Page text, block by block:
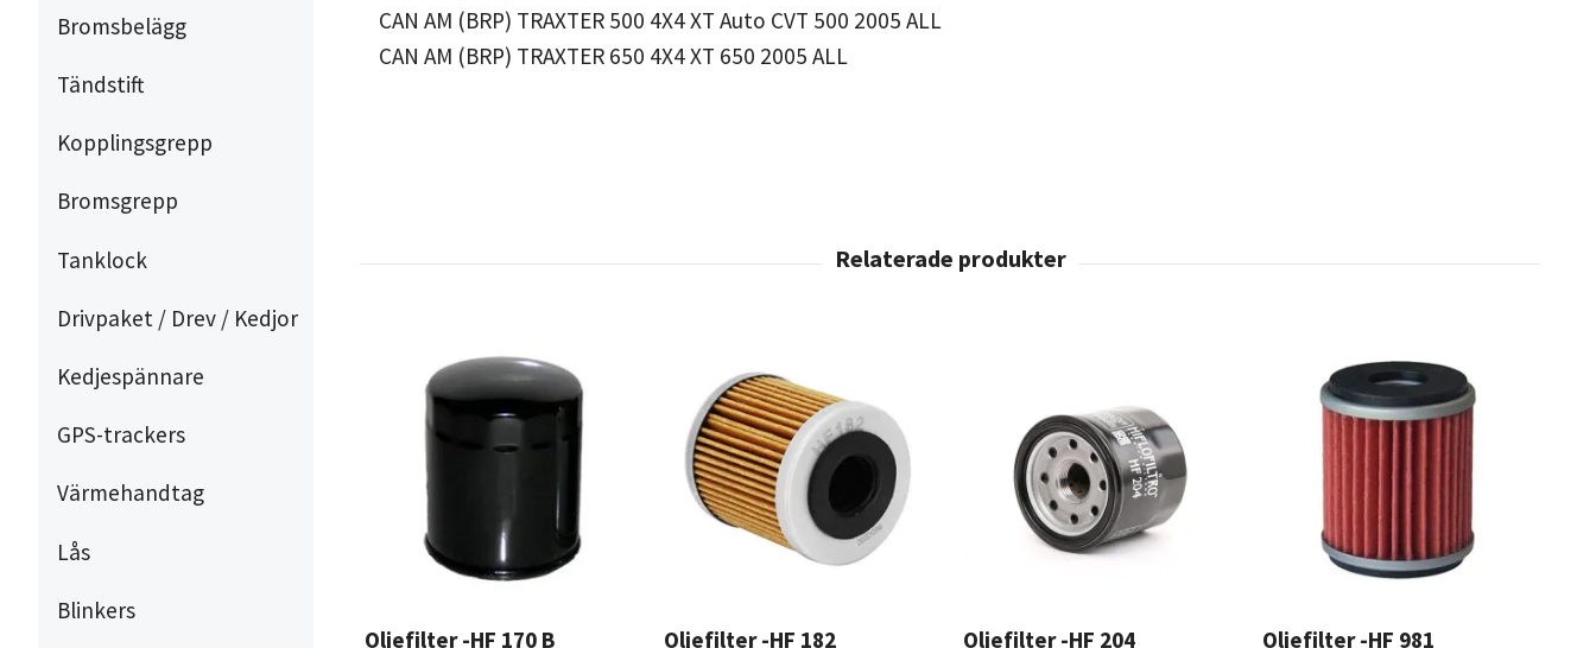
Bromsbelägg
Tändstift
Kopplingsgrepp
Bromsgrepp
Tanklock
Drivpaket / Drev / Kedjor
Kedjespännare
GPS-trackers
Värmehandtag
Lås
Blinkers
CAN AM (BRP) TRAXTER 500 4X4 XT Auto CVT 500 2005 ALL
CAN AM (BRP) TRAXTER 650 4X4 XT 650 2005 ALL
Oljefilter -HF 170 B
Oljefilter -HF 182
Oljefilter -HF 204
Oljefilter -HF 981